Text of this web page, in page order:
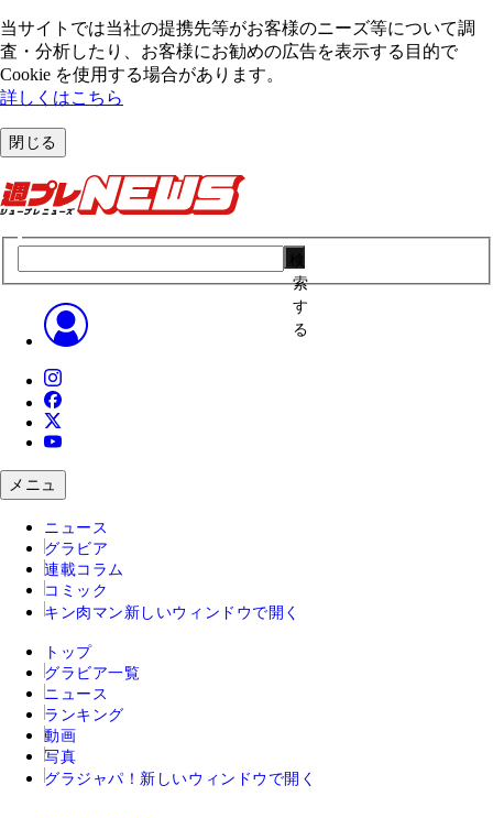
当サイトでは当社の提携先等がお客様のニーズ等について調
査・分析したり、お客様にお勧めの広告を表⽰する⽬的で
Cookie を使⽤する場合があります。
詳しくはこちら
閉じる
索
す
る
メニュ
ニュース
グラビア
連載コラム
コミック
キン肉マン 新しいウィンドウで開く
トップ
グラビア一覧
ニュース
ランキング
動画
写真
グラジャパ！ 新しいウィンドウで開く